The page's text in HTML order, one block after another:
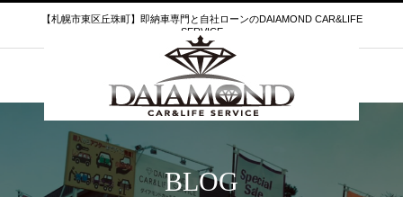
【札幌市東区丘珠町】即納車専門と自社ローンのDAIAMOND CAR&LIFE
SERVICE
BLOG